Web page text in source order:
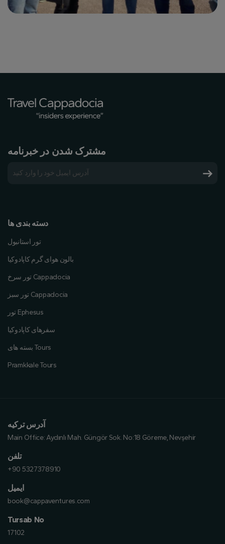
مشترک شدن در خبرنامه
دسته بندی ها
تور استانبول
بالون هوای گرم کاپادوکیا
تور سرخ Cappadocia
تور سبز Cappadocia
تور Ephesus
سفرهای کاپادوکیا
بسته های Tours
Pramkkale Tours
آدرس ترکیه
Main Office:Aydınlı Mah. Güngör Sok. No:18 Göreme, Nevşehir
تلفن
+90 5327378910
ایمیل
book@cappaventures.com
Tursab No
17102